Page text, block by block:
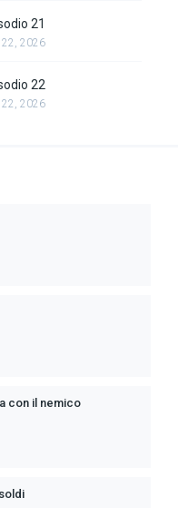
21
22, 2026
22
22, 2026
con il nemico